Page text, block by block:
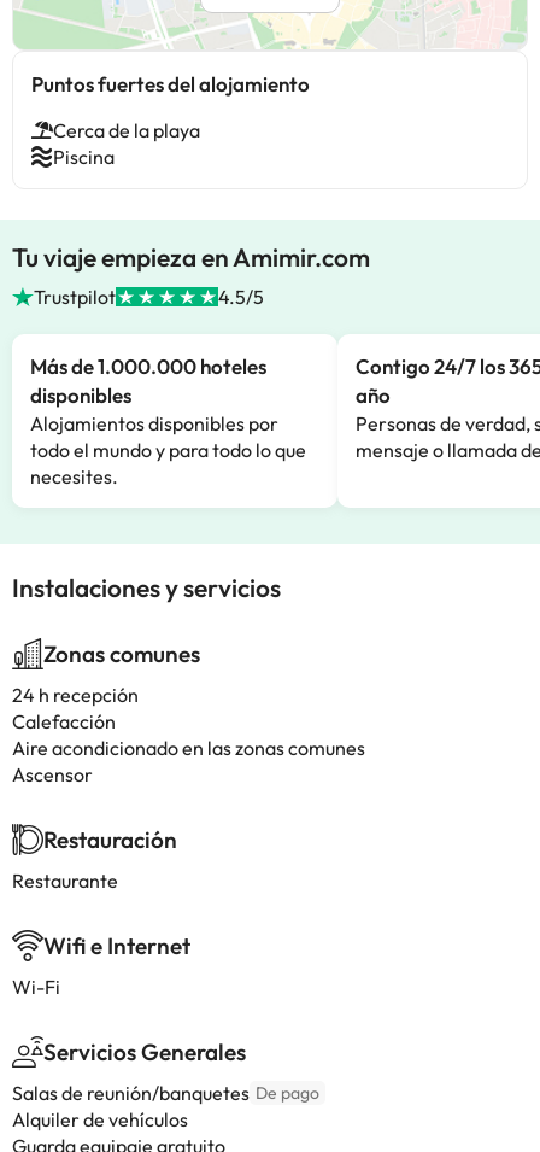
Puntos fuertes del alojamiento
Cerca de la playa
Piscina
Tu viaje empieza en Amimir.com
Trustpilot 4.5/5
Más de 1.000.000 hoteles
disponibles
Alojamientos disponibles por
todo el mundo y para todo lo que
necesites.
Contigo 24/7 los
año
Personas de verdad,
mensaje o llamada
Instalaciones y servicios
Zonas comunes
24 h recepción
Calefacción
Aire acondicionado en las zonas comunes
Ascensor
Restauración
Restaurante
Wifi e Internet
Wi-Fi
Servicios Generales
Salas de reunión/banquetes De pago
Alquiler de vehículos
Guarda equipaje gratuito